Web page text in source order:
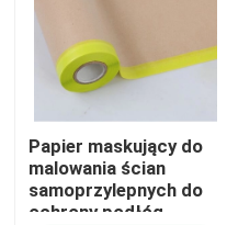
Dom
O nas
Papier maskujący do
malowania ścian
samoprzylepnych do
ochrony podłóg